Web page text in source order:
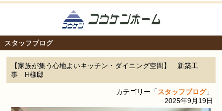
スタッフブログ
【家族が集う心地よいキッチン・ダイニング空間】 新築工
事 H様邸
カテゴリー「 スタッフブログ」
2025年9月19日